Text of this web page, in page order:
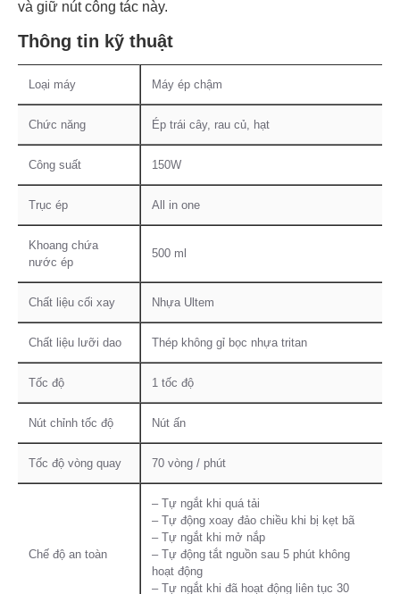
và giữ nút công tác này.
Thông tin kỹ thuật
Loại máy Máy ép chậm
Chức năng Ép trái cây, rau củ, hạt
Công suất 150W
Trục ép All in one
Khoang chứa
nước ép
500 ml
Chất liệu cối xay Nhựa Ultem
Chất liệu lưỡi dao Thép không gỉ bọc nhựa tritan
Tốc độ 1 tốc độ
Nút chỉnh tốc độ Nút ấn
Tốc độ vòng quay 70 vòng / phút
Chế độ an toàn
– Tự ngắt khi quá tải
– Tự động xoay đảo chiều khi bị kẹt bã
– Tự ngắt khi mở nắp
– Tự động tắt nguồn sau 5 phút không
hoạt động
– Tự ngắt khi đã hoạt động liên tục 30